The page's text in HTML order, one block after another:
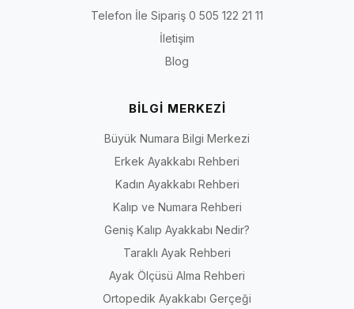
Telefon İle Sipariş 0 505 122 21 11
İletişim
Blog
BİLGİ MERKEZİ
Büyük Numara Bilgi Merkezi
Erkek Ayakkabı Rehberi
Kadın Ayakkabı Rehberi
Kalıp ve Numara Rehberi
Geniş Kalıp Ayakkabı Nedir?
Taraklı Ayak Rehberi
Ayak Ölçüsü Alma Rehberi
Ortopedik Ayakkabı Gerçeği